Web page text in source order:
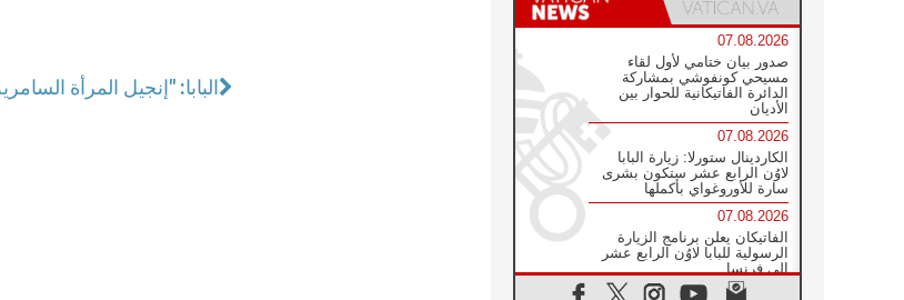
البابا: "إنجيل المرأة
07.08.2026
صدور بيان ختامي لأول لقاء
مسيحي كونفوشي بمشاركة
الدائرة الفاتيكانية للحوار بين
الأديان
07.08.2026
الكاردينال ستورلا: زيارة البابا
لاوُن الرابع عشر ستكون بشرى
سارة للأوروغواي بأكملها
07.08.2026
الفاتيكان يعلن برنامج الزيارة
الرسولية للبابا لاوُن الرابع عشر
إلى فرنسا
07.08.2026